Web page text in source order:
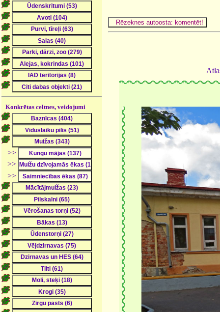
Konkrētas celtnes, veidojumi
>>
>>
>>